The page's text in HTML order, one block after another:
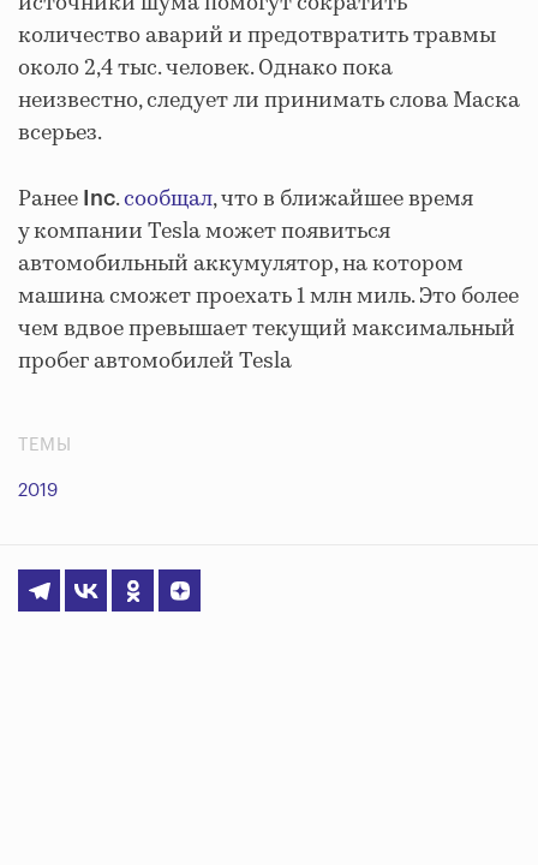
количество аварий и предотвратить травмы
около 2,4 тыс. человек. Однако пока
неизвестно, следует ли принимать слова Маска
всерьез.
Ранее Inc.сообщал, что в ближайшее время
у компании Tesla может появиться
автомобильный аккумулятор, на котором
машина сможет проехать 1 млн миль. Это более
чем вдвое превышает текущий максимальный
пробег автомобилей Tesla
ТЕМЫ
2019